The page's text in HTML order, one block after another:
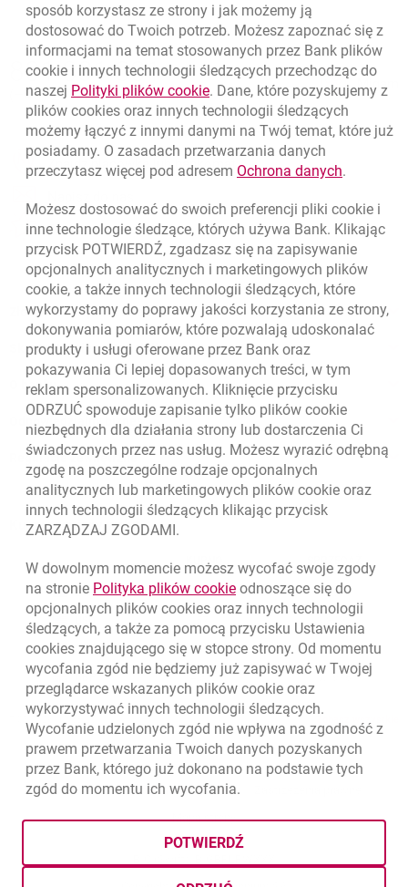
Nawigacja dolna
Zadzwoń do nas
801 331 331
(+48) 22 598 40 40
Migam
Znajdź placówkę lub bankomat otwiera się w nowej karcie
Oceń nas otwiera się w nowej karcie
Złóż wniosek przez internet
Skontaktuj się ze Specjalistą
O banku
Kursy wymiany walut
Kursy wymiany walut. Data aktualizacji: 7.08.2026, 12:53:25
WALUTA KUPNO SPRZEDAŻ
EUR 4.1346 4.4568
USD 3.8493
CHF 4.4312 4.7764
GBP 4.822 5.1978
7.08.2026, 12:53:25
Odpowiedzialny biznes
Regulacje zewnętrzne
Ochrona danychotwiera się w nowej karcie
Ustawieniacookies
Mapa stronyotwiera się w nowej karcie
sposób korzystasz ze strony i jak możemy ją
dostosować do Twoich potrzeb. Możesz zapoznać się z
informacjami na temat stosowanych przez Bank plików
cookie i innych technologii śledzących przechodząc do
naszej Polityki plików cookielink otwiera się w nowym oknie
. Dane, które pozyskujemy z
plików cookies oraz innych technologii śledzących
możemy łączyć z innymi danymi na Twój temat, które już
posiadamy. O zasadach przetwarzania danych
przeczytasz więcej pod adresem Ochrona danychlink
.
Możesz dostosować do swoich preferencji pliki cookie i
inne technologie śledzące, których używa Bank. Klikając
przycisk POTWIERDŹ, zgadzasz się na zapisywanie
opcjonalnych analitycznych i marketingowych plików
cookie, a także innych technologii śledzących, które
wykorzystamy do poprawy jakości korzystania ze strony,
dokonywania pomiarów, które pozwalają udoskonalać
produkty i usługi oferowane przez Bank oraz
pokazywania Ci lepiej dopasowanych treści, w tym
reklam spersonalizowanych. Kliknięcie przycisku
ODRZUĆ spowoduje zapisanie tylko plików cookie
niezbędnych dla działania strony lub dostarczenia Ci
świadczonych przez nas usług. Możesz wyrazić odrębną
zgodę na poszczególne rodzaje opcjonalnych
analitycznych lub marketingowych plików cookie oraz
innych technologii śledzących klikając przycisk
ZARZĄDZAJ ZGODAMI.
W dowolnym momencie możesz wycofać swoje zgody
na stronie Polityka plików cookielink otwiera się w nowym
odnoszące się do
opcjonalnych plików cookies oraz innych technologii
śledzących, a także za pomocą przycisku Ustawienia
cookies znajdującego się w stopce strony. Od momentu
wycofania zgód nie będziemy już zapisywać w Twojej
przeglądarce wskazanych plików cookie oraz
wykorzystywać innych technologii śledzących.
Wycofanie udzielonych zgód nie wpływa na zgodność z
prawem przetwarzania Twoich danych pozyskanych
przez Bank, którego już dokonano na podstawie tych
zgód do momentu ich wycofania.
POTWIERDŹ